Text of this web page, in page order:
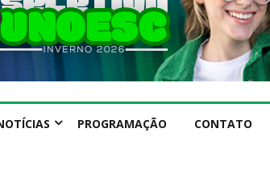
PROGRAMAÇÃO CONTATO